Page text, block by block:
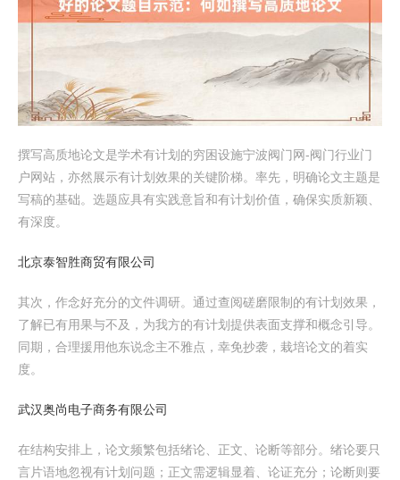
撰写高质地论文是学术有计划的穷困设施宁波阀门网-阀门行业门
户网站，亦然展示有计划效果的关键阶梯。率先，明确论文主题是
写稿的基础。选题应具有实践意旨和有计划价值，确保实质新颖、
有深度。
北京泰智胜商贸有限公司
其次，作念好充分的文件调研。通过查阅磋磨限制的有计划效果，
了解已有用果与不及，为我方的有计划提供表面支撑和概念引导。
同期，合理援用他东说念主不雅点，幸免抄袭，栽培论文的着实
度。
武汉奥尚电子商务有限公司
在结构安排上，论文频繁包括绪论、正文、论断等部分。绪论要只
言片语地忽视有计划问题；正文需逻辑显着、论证充分；论断则要